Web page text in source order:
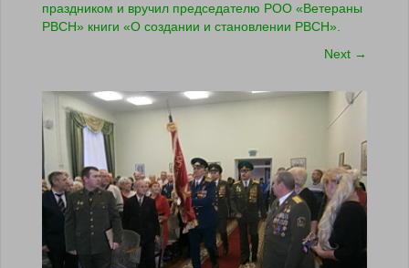
праздником и вручил председателю РОО «Ветераны
РВСН» книги «О создании и становлении РВСН».
Next →